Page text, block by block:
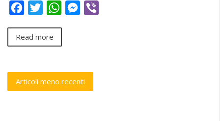
FacebookTwitterWhatsAppMessenger
Read more
Navigazione
articoli
Articoli meno recenti